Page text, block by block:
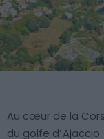
Au cœur de la
du golfe d’Ajaccio